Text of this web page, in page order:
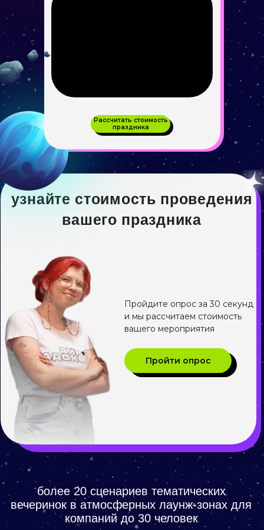
Рассчитать стоимость
праздника
более 20 сценариев тематических
вечеринок в атмосферных лаунж-зонах для
компаний до 30 человек